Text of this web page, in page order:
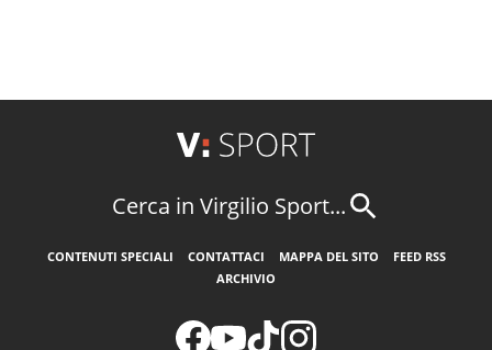
Cerca in Virgilio Sport...
CONTENUTI SPECIALI CONTATTACI MAPPA DEL SITO
FEED RSS
ARCHIVIO